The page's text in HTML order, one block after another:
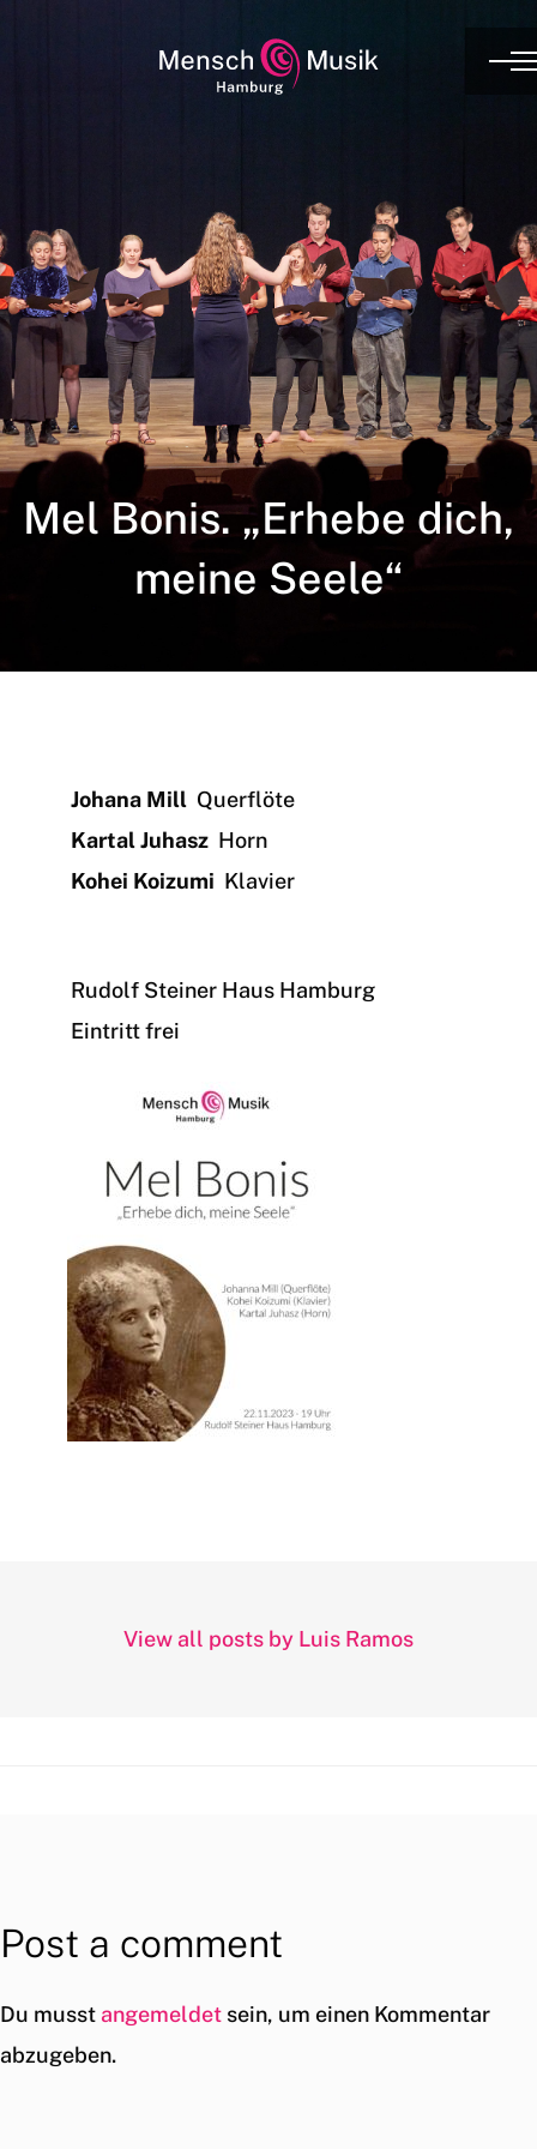
Mel Bonis. „Erhebe dich,
meine Seele“
Johana Mill Querflöte
Kartal Juhasz Horn
Kohei Koizumi Klavier
Rudolf Steiner Haus Hamburg
Eintritt frei
View all posts by Luis Ramos
Post a comment
Du musst angemeldet sein, um einen Kommentar
abzugeben.